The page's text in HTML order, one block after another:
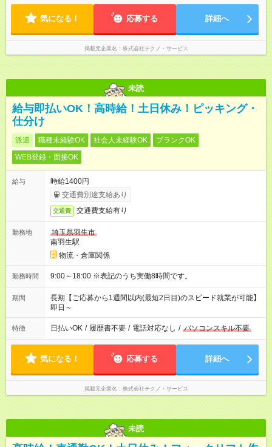
気になる！ 応募する 詳細へ
掲載元企業名 株式会社テクノ・サービス
未読
給与即払いOK！高時給！土日休み！ピッキング・
仕分け
派遣 職種未経験OK 社会人未経験OK
ブランクOK
WEB登録・面接OK
給与
時給1400円
交通費別途支給あり
交通費 交通費支給有り
勤務地
埼玉県羽生市
南羽生駅
物流・倉庫関係
勤務時間 9:00～18:00 ※表記のうち実働8時間です。
期間
長期【ご応募から1週間以内(最短2日目)のスピード就業が可能】
即日～
特徴 日払いOK / 履歴書不要 / 電話対応なし / パソコンスキル不要
気になる！ 応募する 詳細へ
掲載元企業名 株式会社テクノ・サービス
未読